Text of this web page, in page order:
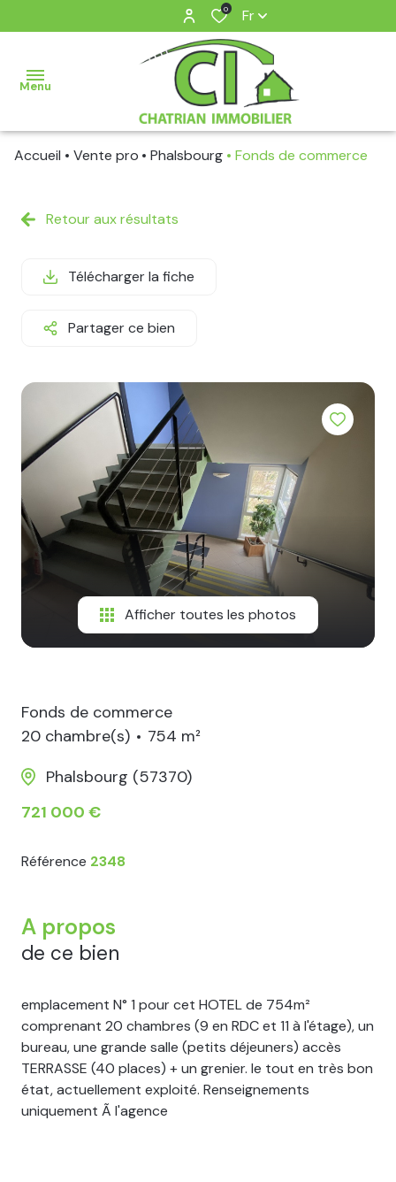
0 Fr
Menu
VENTE
BIENS
LOUES
CONTACT
Accueil Vente pro Phalsbourg Fonds de commerce
Retour aux résultats
Télécharger la fiche
Partager ce bien
Afficher toutes les photos
Fonds de commerce
20 chambre(s)
754 m²
Phalsbourg (57370)
721 000 €
Référence 2348
A propos
de ce bien
emplacement N° 1 pour cet HOTEL de 754m²
comprenant 20 chambres (9 en RDC et 11 à l'étage), un
bureau, une grande salle (petits déjeuners) accès
TERRASSE (40 places) + un grenier. le tout en très bon
état, actuellement exploité. Renseignements
uniquement Ã l'agence